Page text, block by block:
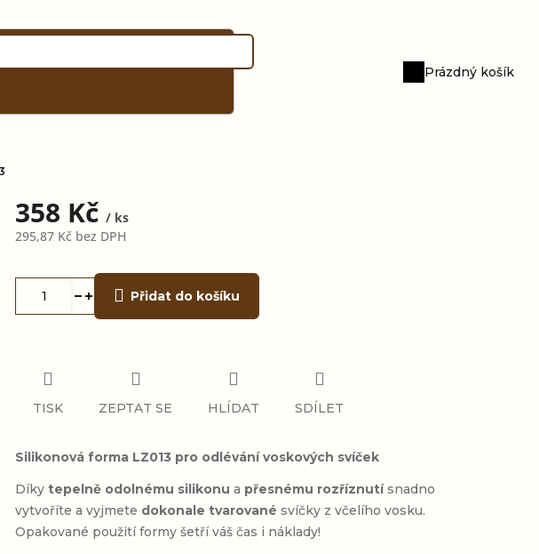
Nákupní
Prázdný košík
358 Kč/ ks
295,87 Kč bez DPH
Přidat do košíku
Silikonová forma LZ013 pro odlévání voskových svíček
Díkytepelně odolnému silikonu a přesnému rozříznutísnadno
vytvoříte a vyjmete dokonale tvarované svíčky z včelího vosku.
Opakované použití formy šetří váš čas i náklady!
TISK ZEPTAT SE HLÍDAT SDÍLET